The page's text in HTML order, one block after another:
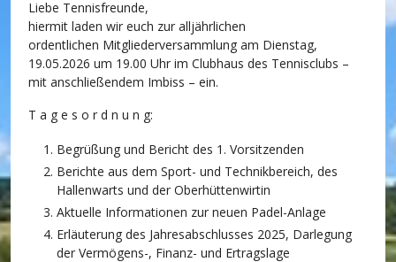
Liebe Tennisfreunde,
hiermit laden wir euch zur alljährlichen
ordentlichen Mitgliederversammlung am Dienstag,
19.05.2026 um 19.00 Uhr im Clubhaus des Tennisclubs –
mit anschließendem Imbiss – ein.
T a g e s o r d n u n g:
Begrüßung und Bericht des 1. Vorsitzenden
Berichte aus dem Sport- und Technikbereich, des
Hallenwarts und der Oberhüttenwirtin
Aktuelle Informationen zur neuen Padel-Anlage
Erläuterung des Jahresabschlusses 2025, Darlegung
der Vermögens-, Finanz- und Ertragslage